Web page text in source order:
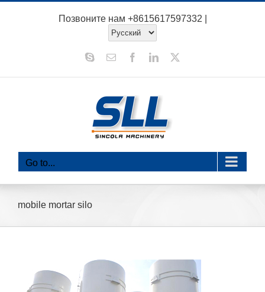
Позвоните нам +8615617597332
СкайпЭлектронная
ФейсбукLinkedIn
Go to...
mobile mortar silo